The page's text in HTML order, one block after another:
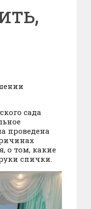
сада
проведена
о том, какие
спички.